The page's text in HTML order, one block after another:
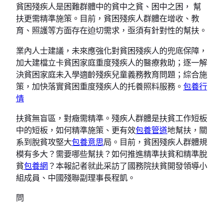
貧困殘疾人是困難群體中的貧中之貧、困中之困， 幫
扶更需精準施策。目前，貧困殘疾人群體在增收、教
育、照護等方面存在迫切需求，亟須有針對性的幫扶。
業內人士建議，未來應強化對貧困殘疾人的兜底保障，
加大建檔立卡貧困家庭重度殘疾人的醫療救助；逐一解
決貧困家庭未入學適齡殘疾兒童義務教育問題；綜合施
策，加快落實貧困重度殘疾人的托養照料服務。 包養行
情
扶貧無盲區，對癥需精準。殘疾人群體是扶貧工作短板
中的短板，如何精準施策、更有效包養管道地幫扶，關
系到脫貧攻堅大包養意思局。目前，貧困殘疾人群體規
模有多大？需要哪些幫扶？如何推進精準扶貧和精準脫
貧包養網？本報記者就此采訪了國務院扶貧開發領導小
組成員、中國殘聯副理事長程凱。
問